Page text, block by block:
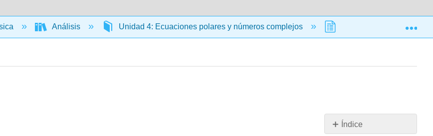
Análisis Unidad 4: Ecuaciones polares y números complejos 4.1: Funciones
Índice